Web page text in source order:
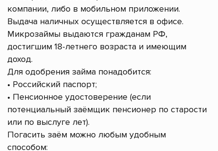
компании, либо в мобильном приложении.
Выдача наличных осуществляется в офисе.
Микрозаймы выдаются гражданам РФ,
достигшим 18-летнего возраста и имеющим
доход.
Для одобрения займа понадобится:
• Российский паспорт;
• Пенсионное удостоверение (если
потенциальный заёмщик пенсионер по старости
или по выслуге лет).
Погасить заём можно любым удобным
способом: